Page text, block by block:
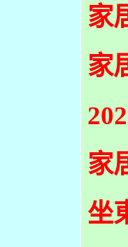
家
家
家
坐